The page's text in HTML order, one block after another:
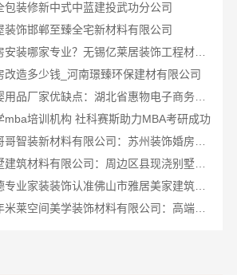
包装修新中式中蓝建投武功分公司
装饰邯郸至臻全宅新材料有限公司
无锡旧房安装哪家专业？无锡亿莱居装饰工程材料有限公司
改造多少钱_河南璟臻环保建材有限公司
推荐母婴用品厂家优缺点：湖北省惠物电子商务有限公司
mba培训机构 社科赛斯助力MBA考研成功
重庆御墅建筑材料有限公司：周边区县现浇别墅优惠活动环保材料
佛山顺德专业家装装饰认准佛山市雅居美家建筑装饰工程有限公司
湖北百年米莱空间美学装饰材料有限公司：高端整家装修老房一站式服务